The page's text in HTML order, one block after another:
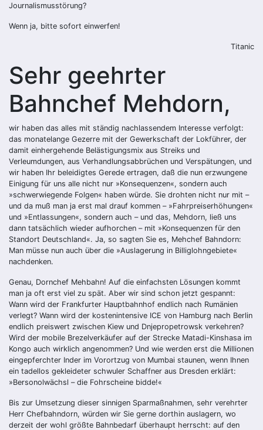
Journalismusstörung?
Wenn ja, bitte sofort einwerfen!
Titanic
Sehr geehrter
Bahnchef Mehdorn,
wir haben das alles mit ständig nachlassendem Interesse verfolgt:
das monatelange Gezerre mit der Gewerkschaft der Lokführer, der
damit einhergehende Belästigungsmix aus Streiks und
Verleumdungen, aus Verhandlungsabbrüchen und Verspätungen, und
wir haben Ihr beleidigtes Gerede ertragen, daß die nun erzwungene
Einigung für uns alle nicht nur »Konsequenzen«, sondern auch
»schwerwiegende Folgen« haben würde. Sie drohten nicht nur mit –
und da muß man ja erst mal drauf kommen – »Fahrpreiserhöhungen«
und »Entlassungen«, sondern auch – und das, Mehdorn, ließ uns
dann tatsächlich wieder aufhorchen – mit »Konsequenzen für den
Standort Deutschland«. Ja, so sagten Sie es, Mehchef Bahndorn:
Man müsse nun auch über die »Auslagerung in Billiglohngebiete«
nachdenken.
Genau, Dornchef Mehbahn! Auf die einfachsten Lösungen kommt
man ja oft erst viel zu spät. Aber wir sind schon jetzt gespannt:
Wann wird der Frankfurter Hauptbahnhof endlich nach Rumänien
verlegt? Wann wird der kostenintensive ICE von Hamburg nach Berlin
endlich preiswert zwischen Kiew und Dnjepropetrowsk verkehren?
Wird der mobile Brezelverkäufer auf der Strecke Matadi-Kinshasa im
Kongo auch wirklich angenommen? Und wie werden erst die Millionen
eingepferchter Inder im Vorortzug von Mumbai staunen, wenn Ihnen
ein tadellos gekleideter schwuler Schaffner aus Dresden erklärt:
»Bersonolwächsl – die Fohrscheine bidde!«
Bis zur Umsetzung dieser sinnigen Sparmaßnahmen, sehr verehrter
Herr Chefbahndorn, würden wir Sie ­gerne dorthin auslagern, wo
derzeit der wohl größte Bahnbedarf überhaupt herrscht: auf den